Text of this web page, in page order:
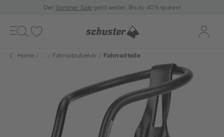
DerSommer Sale geht weiter: Bis zu 40% sparen!
Toggle
navigation
Home ... Fahrradzubehör Fahrradteile